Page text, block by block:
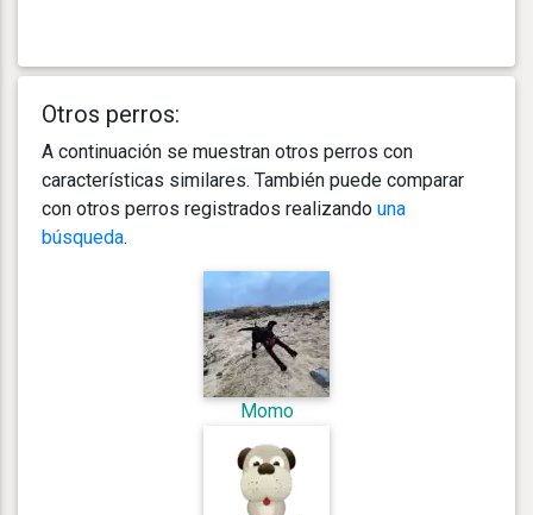
Otros perros:
A continuación se muestran otros perros con
características similares. También puede comparar
con otros perros registrados realizando una
búsqueda.
Momo